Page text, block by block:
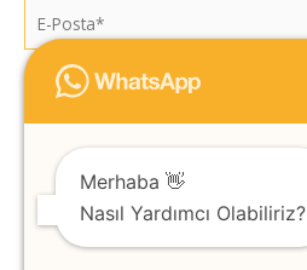
Posta*
Web
Merhaba 👋
Nasıl Yardımcı Olabiliriz?